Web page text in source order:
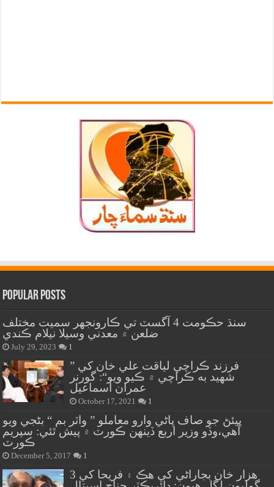
Popular Posts
سنڌ حڪومت 4 آگسٽ تي ڪارونجهر سميت مختلف
ضلعن ۾ معدني وسيلا نيلام ڪندي
July 29, 2023 1
” فرزند ڪراچي لياقت علي خان کي
شهيد به ڪراچي ۾ ڪيو ويو“: گورنر
عمران اسماعيل
October 17, 2021 1
پيئڻ جو صاف پاڻي وارو معاملو ” واٽر بم “ بڻجي ويو
آهي،وڏو وزير اربع ڏينهن ڪورٽ ۾ پيش ٿئي: سپريم
ڪورٽ
December 5, 2017 1
هزار خان بجاراڻي کي هڪ ۽ فريحا کي 3